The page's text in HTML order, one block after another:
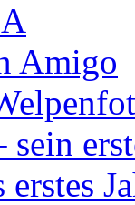
Amigo
sein
erstes